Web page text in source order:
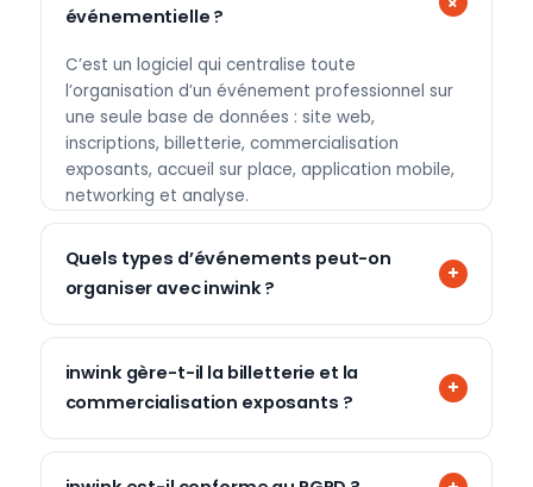
événementielle ?
C’est un logiciel qui centralise toute
l’organisation d’un événement professionnel sur
une seule base de données : site web,
inscriptions, billetterie, commercialisation
exposants, accueil sur place, application mobile,
networking et analyse.
Quels types d’événements peut-on
organiser avec inwink ?
inwink gère-t-il la billetterie et la
commercialisation exposants ?